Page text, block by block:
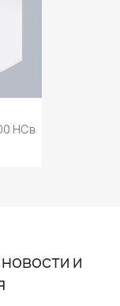
НСв
и